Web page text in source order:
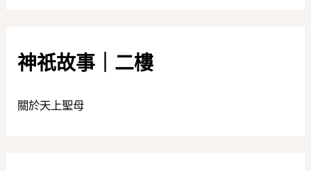
神祇故事｜二樓
關於天上聖母